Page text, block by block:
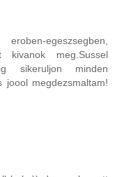
egeszsegben,
kivanok meg.Sussel
sikeruljon minden
joool megdezsmaltam!